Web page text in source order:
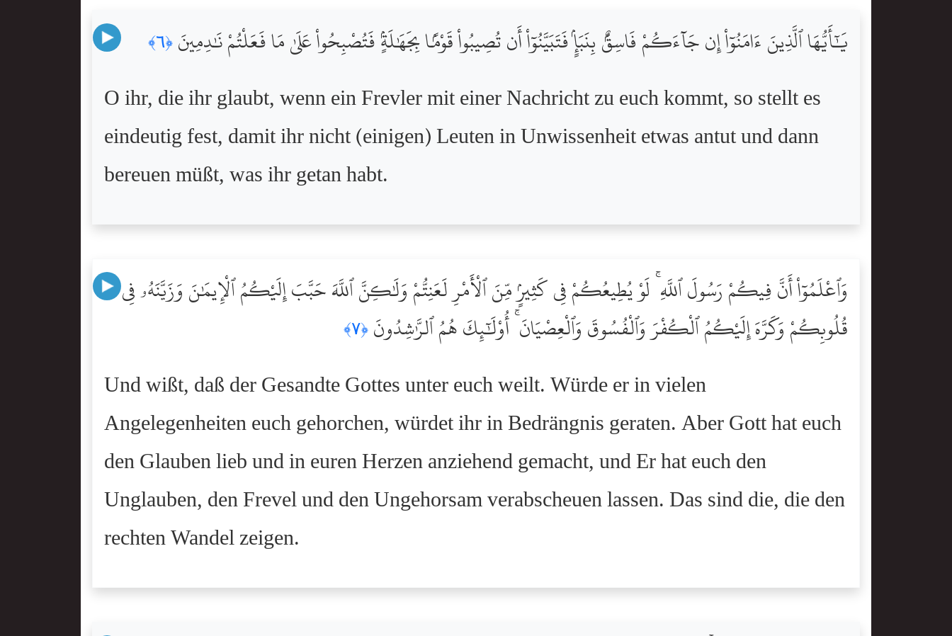
يَٰٓأَيُّهَا ٱلَّذِينَ ءَامَنُوٓاْ إِن جَآءَكُمْ فَاسِقٌۢ بِنَبَإٍۢ فَتَبَيَّنُوٓاْ أَن تُصِيبُواْ قَوْمًۢا بِجَهَٰلَةٍۢ فَتُصْبِحُواْ عَلَىٰ مَا فَعَلْتُمْ نَٰدِمِينَ ﴿٦﴾
O ihr, die ihr glaubt, wenn ein Frevler mit einer Nachricht zu euch kommt, so stellt es
eindeutig fest, damit ihr nicht (einigen) Leuten in Unwissenheit etwas antut und dann
bereuen müßt, was ihr getan habt.
وَٱعْلَمُوٓاْ أَنَّ فِيكُمْ رَسُولَ ٱللَّهِ ۚ لَوْ يُطِيعُكُمْ فِى كَثِيرٍۢ مِّنَ ٱلْأَمْرِ لَعَنِتُّمْ وَلَٰكِنَّ ٱللَّهَ حَبَّبَ إِلَيْكُمُ ٱلْإِيمَٰنَ وَزَيَّنَهُۥ فِى
قُلُوبِكُمْ وَكَرَّهَ إِلَيْكُمُ ٱلْكُفْرَ وَٱلْفُسُوقَ وَٱلْعِصْيَانَ ۚ أُوْلَٰٓئِكَ هُمُ ٱلرَّٰشِدُونَ ﴿٧﴾
Und wißt, daß der Gesandte Gottes unter euch weilt. Würde er in vielen
Angelegenheiten euch gehorchen, würdet ihr in Bedrängnis geraten. Aber Gott hat euch
den Glauben lieb und in euren Herzen anziehend gemacht, und Er hat euch den
Unglauben, den Frevel und den Ungehorsam verabscheuen lassen. Das sind die, die den
rechten Wandel zeigen.